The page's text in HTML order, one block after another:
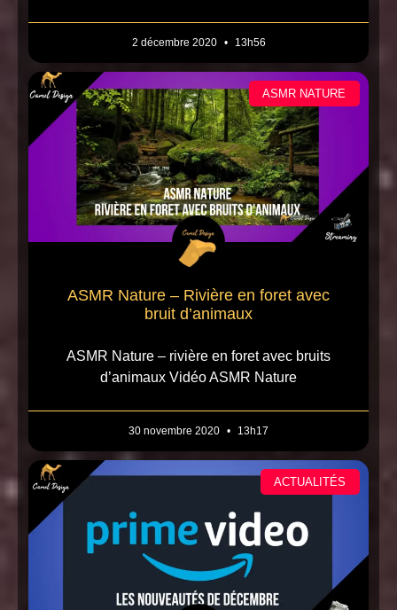
2 décembre 2020 13h56
ASMR NATURE
ASMR Nature – Rivière en foret avec
bruit d’animaux
ASMR Nature – rivière en foret avec bruits
d’animaux Vidéo ASMR Nature
30 novembre 2020 13h17
ACTUALITÉS